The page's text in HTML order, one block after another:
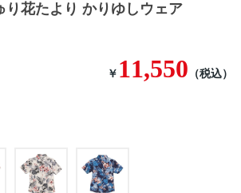
り花たより かりゆしウェア
￥ 11,550 （税込）